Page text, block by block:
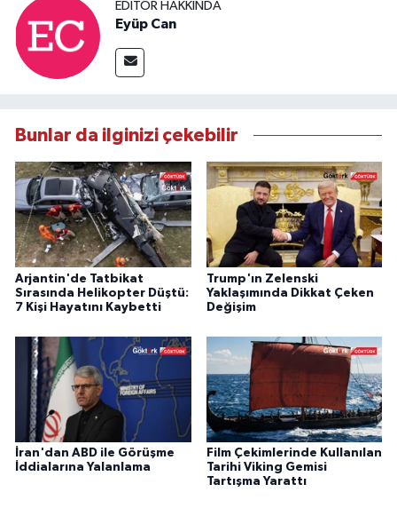
EDITÖR HAKKINDA
Eyüp Can
Bunlar da ilginizi çekebilir
Arjantin'de Tatbikat
Sırasında Helikopter Düştü:
7 Kişi Hayatını Kaybetti
Trump'ın Zelenski
Yaklaşımında Dikkat Çeken
Değişim
İran'dan ABD ile Görüşme
İddialarına Yalanlama
Film Çekimlerinde Kullanılan
Tarihi Viking Gemisi
Tartışma Yarattı